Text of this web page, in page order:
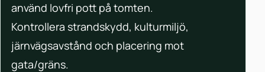
använd lovfri pott på tomten.
Kontrollera strandskydd, kulturmiljö,
järnvägsavstånd och placering mot
gata/gräns.